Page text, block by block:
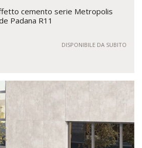
cemento serie Metropolis
Padana R11
DISPONIBILE DA SUBITO